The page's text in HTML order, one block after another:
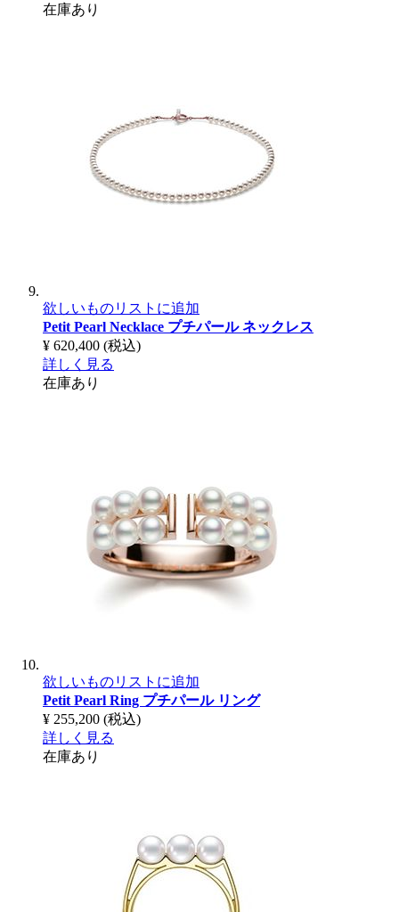
在庫あり
欲しいものリストに追加
Petit Pearl Necklace プチパール ネックレス
¥ 620,400 (税込)
詳しく見る
在庫あり
欲しいものリストに追加
Petit Pearl Ring プチパール リング
¥ 255,200 (税込)
詳しく見る
在庫あり